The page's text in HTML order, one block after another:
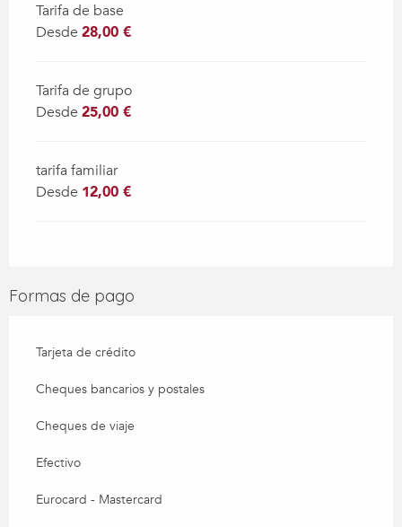
Tarifa de base
Desde 28,00 €
Tarifa de grupo
Desde 25,00 €
tarifa familiar
Desde 12,00 €
Formas de pago
Tarjeta de crédito
Cheques bancarios y postales
Cheques de viaje
Efectivo
Eurocard - Mastercard